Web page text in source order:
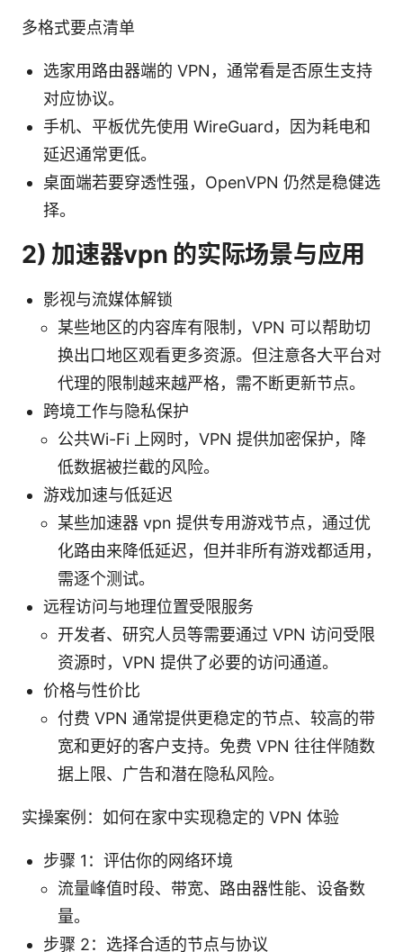
多格式要点清单
选家用路由器端的 VPN，通常看是否原生支持
对应协议。
手机、平板优先使用 WireGuard，因为耗电和
延迟通常更低。
桌面端若要穿透性强，OpenVPN 仍然是稳健选
择。
2) 加速器vpn 的实际场景与应用
影视与流媒体解锁
某些地区的内容库有限制，VPN 可以帮助切
换出口地区观看更多资源。但注意各大平台对
代理的限制越来越严格，需不断更新节点。
跨境工作与隐私保护
公共Wi-Fi 上网时，VPN 提供加密保护，降
低数据被拦截的风险。
游戏加速与低延迟
某些加速器 vpn 提供专用游戏节点，通过优
化路由来降低延迟，但并非所有游戏都适用，
需逐个测试。
远程访问与地理位置受限服务
开发者、研究人员等需要通过 VPN 访问受限
资源时，VPN 提供了必要的访问通道。
价格与性价比
付费 VPN 通常提供更稳定的节点、较高的带
宽和更好的客户支持。免费 VPN 往往伴随数
据上限、广告和潜在隐私风险。
实操案例：如何在家中实现稳定的 VPN 体验
步骤 1：评估你的网络环境
流量峰值时段、带宽、路由器性能、设备数
量。
步骤 2：选择合适的节点与协议